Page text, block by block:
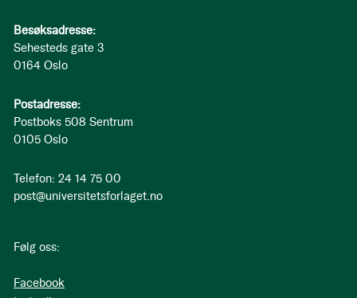
Besøksadresse:
Sehesteds gate 3
0164 Oslo
Postadresse:
Postboks 508 Sentrum
0105 Oslo
Telefon: 24 14 75 00
post@universitetsforlaget.no
Følg oss:
Facebook